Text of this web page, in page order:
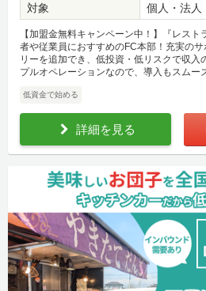
対象
個人・法人
【加盟金無料キャンペーン中！】『レス
者や従業員におすすめのFC本部！充実の
リーを追加でき、低投資・低リスクで収入
プルオペレーションなので、導入もスムー
低資金で始める
詳細を見る